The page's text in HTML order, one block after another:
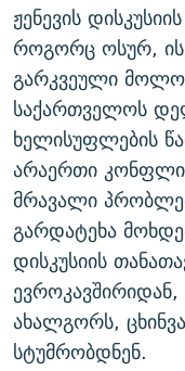
ჟენევის
როგორც ოსურ,
გარკვეული
საქართველოს
ხელისუფლების
არაერთი
მრავალი
გარდატეხა
დისკუსიის
ახალგორს,
სტუმრობდნენ.